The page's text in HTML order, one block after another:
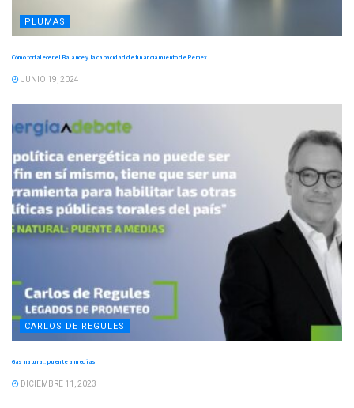
PLUMAS
Cómo fortalecer el Balance y la capacidad de financiamiento de Pemex
JUNIO 19, 2024
CARLOS DE REGULES
Gas natural: puente a medias
DICIEMBRE 11, 2023